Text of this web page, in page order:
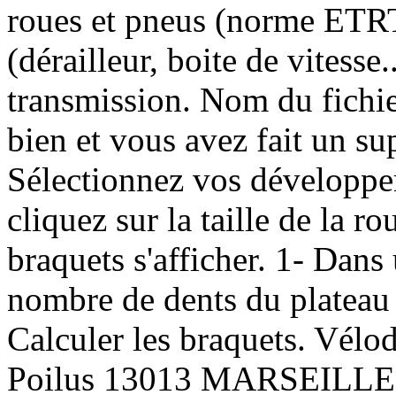
roues et pneus (norme
(dérailleur, boite de
transmission. Nom du
bien et vous avez fait un
Sélectionnez vos
cliquez sur la taille de la
braquets s'afficher. 1-
nombre de dents du
Calculer les braquets.
Poilus 13013